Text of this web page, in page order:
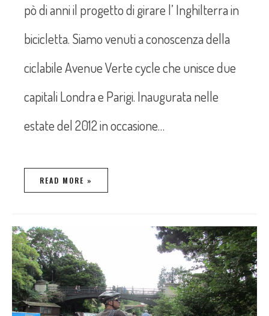
pò di anni il progetto di girare l’ Inghilterra in
bicicletta. Siamo venuti a conoscenza della
ciclabile Avenue Verte cycle che unisce due
capitali Londra e Parigi. Inaugurata nelle
estate del 2012 in occasione…
READ MORE »